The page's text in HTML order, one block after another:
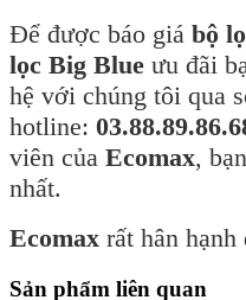
Để được báo giá bộ
lọc Big Blue ưu đãi
hệ với chúng tôi qua
hotline:
viên của Ecomax,
nhất.
Ecomax rất hân
Sản phẩm liên quan